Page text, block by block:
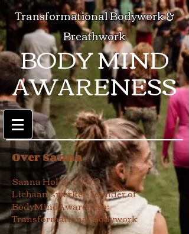
Transformational Bodywork &
Breathwork
BODY MIND
AWARENESS
Over Sanna
Sanna Holdert (1975)
Lichaamswerker, founder of
BodyMindAwareness;
Transformational Bodywork